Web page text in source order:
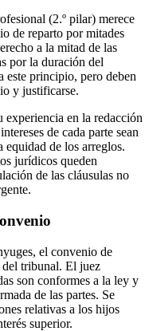
(2.º pilar) merece
de reparto por mitades
a la mitad de las
por la duración del
este principio, pero deben
y justificarse.
experiencia en la redacción
de cada parte sean
equidad de los arreglos.
jurídicos queden
de las cláusulas no
el convenio de
del tribunal. El juez
son conformes a la ley y
de las partes. Se
relativas a los hijos
superior.